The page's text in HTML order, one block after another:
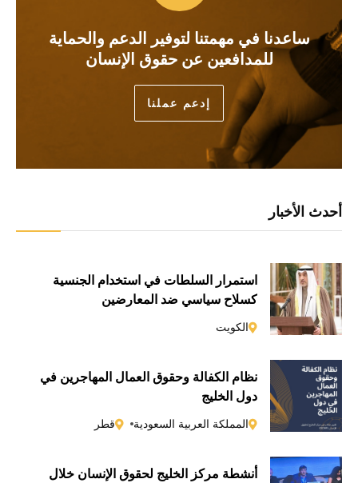
ساعدنا في مهمتنا لتوفير الدعم والحماية
للمدافعين عن حقوق الإنسان
إدعم عملنا
أحدث الأخبار
استمرار السلطات في استخدام الجنسية
كسلاحٍ سياسي ضد المعارضين
الكويت
نظام الكفالة وحقوق العمال المهاجرين في
دول الخليج
المملكة العربية السعودية قطر
أنشطة مركز الخليج لحقوق الإنسان خلال